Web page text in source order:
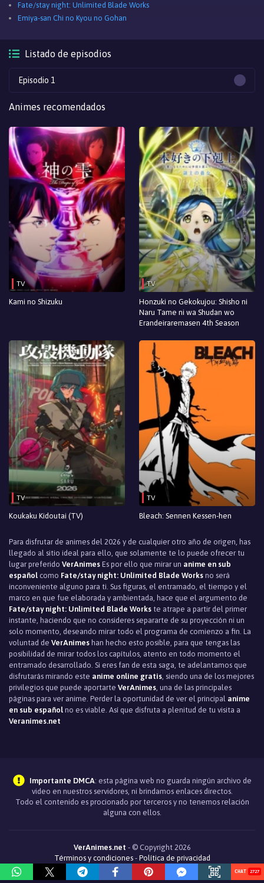
Fate/stay night: Unlimited Blade Works
Emiya-san Chi no Kyou no Gohan
Listado de episodios
Episodio 1
Animes recomendados
TV
Kami no Shizuku
TV
Honzuki no Gekokujou: Shisho ni
Naru Tame ni wa Shudan wo
Erandeiraremasen 4th Season
TV
Koukaku Kidoutai (TV)
TV
Bleach: Sennen Kessen-hen
Para disfrutar de animes del 2026 y de cualquier otro año de origen, has
llegado al sitio ideal para ello, que solamente te lo puede ofrecer tu
lugar preferido VerAnimes Es por ello que mirar un anime en sub
español como Fate/stay night: Unlimited Blade Works no será
inconveniente alguno para ti. Sus figuras, el entramado, el tiempo y el
marco en que fue elaborada y ambientada, hace que el argumento de
Fate/stay night: Unlimited Blade Works te atrape a partir del primer
instante, haciendo que no consideres separarte de su proyección ni un
solo momento, deseando mirar todo el programa de comienzo a fin. La
voluntad de VerAnimes han hecho esto posible, para que tengas las
posibilidad de mirar todos los capítulos, atento en todo momento el
entramado desarrollado. Si eres fan de esta saga, te adelantamos que
disfrutarás mirando este anime online gratis , siendo una de los mejores
privilegios que puede aportarte VerAnimes , una de las principales
páginas para ver anime. Perder la oportunidad de ver el principal anime
en sub español no es viable. Así que disfruta a plenitud de tu visita a
Veranimes.net
Importante DMCA: esta página web no guarda ningún archivo de
video en nuestros servidores, ni brindamos enlaces directos.
Todo el contenido es procionado por terceros y no tenemos relación
alguna con ellos.
VerAnimes.net - © Copyright 2026
Términos y condiciones- Política de privacidad
2727